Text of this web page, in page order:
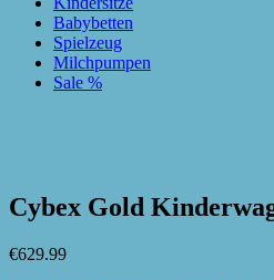
Babybetten
Spielzeug
Milchpumpen
Sale %
Cybex Gold
€629.99